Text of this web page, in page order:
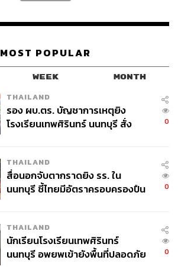
MOST POPULAR
WEEK MONTH
THAILAND
รอง ผบ.ตร. บัญชาการเหตุยิง
โรงเรียนเทพศิรินทร์ นนทบุรี สั่ง
0
THAILAND
สื่อนอกจับตากราดยิง รร. ใน
นนทบุรี ชี้ไทยมีอัตราครอบครองปืน
0
THAILAND
นักเรียนโรงเรียนเทพศิรินทร์
นนทบุรี อพยพเข้ายังพื้นที่ปลอดภัย
0